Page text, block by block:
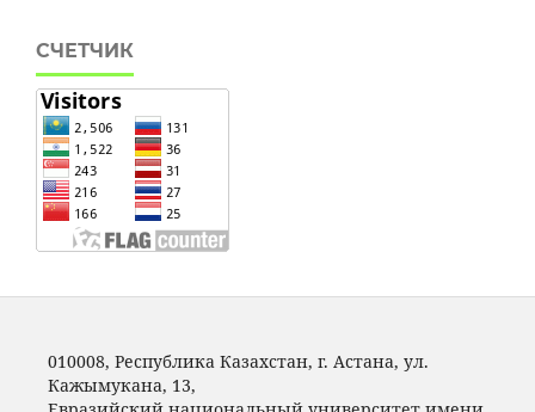
СЧЕТЧИК
010008, Республика Казахстан, г. Астана, ул.
Кажымукана, 13,